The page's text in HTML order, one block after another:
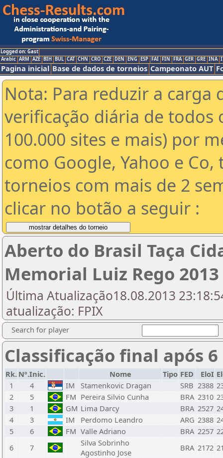
Logged on: Gast
Arabic ARM AZE BIH BUL CAT CHN CRO CZE DEN ENG ESP FAI FIN FRA GER GRE INA
Pagina inicial Base de dados de torneios Campeonato AUT
Nota: Para reduzir a carga
verificação diária de todos
100.000 sites e mais) por
como Google, Yahoo e
torneios com mais de 2
clicar no botão a seguir :
Aberto do Brasil Taça
Memorial Luiz Rego 2013
Última Atualização18.08.2013
atualização: FPIX
Search for player
Classificação final após
Rk. Nº.Inic. Nome Tipo FED EloI
1
4 IM Stamenkovic Dragan SRB 2388
2
5 FM Pereira Silvio Cunha BRA 2310
3
1 GM Lima Darcy BRA 2527
4
3 IM Perdomo Leandro ARG 2388
5
6 FM Valle Adriano BRA 2257
6
7
Silva Sobrinho
Agostinho Jose
BRA 2172